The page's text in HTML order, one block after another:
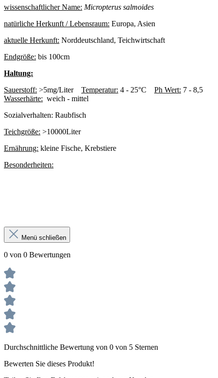
wissenschaftlicher Name: Micropterus salmoides
natürliche Herkunft / Lebensraum: Europa, Asien
aktuelle Herkunft: Norddeutschland, Teichwirtschaft
Endgröße: bis 100cm
Haltung:
Sauerstoff: >5mg/Liter Temperatur: 4 - 25°C Ph Wert: 7 - 8,5
Wasserhärte: weich - mittel
Sozialverhalten: Raubfisch
Teichgröße: >10000Liter
Ernährung: kleine Fische, Krebstiere
Besonderheiten:
Menü schließen
0 von 0 Bewertungen
Durchschnittliche Bewertung von 0 von 5 Sternen
Bewerten Sie dieses Produkt!